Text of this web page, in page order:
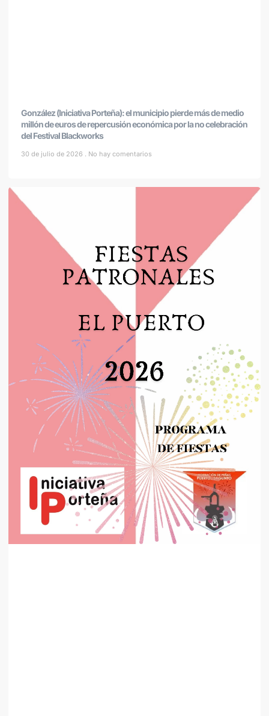
González (Iniciativa Porteña): el municipio pierde más de medio
millón de euros de repercusión económica por la no celebración
del Festival Blackworks
30 de julio de 2026 No hay comentarios